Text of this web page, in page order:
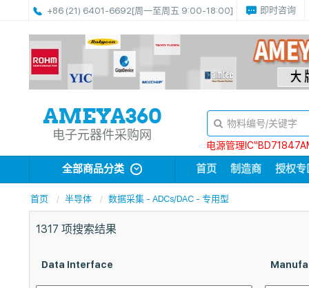
+86 (21) 6401-6692[周一至周五 9:00-18:00] 即时咨询
电子元器件采购网
电源管理
全部商品分类 首页 制造商 授权专
首页 半导体 数据采集 - ADCs/DAC - 专用型
1317 项搜索结果
Data Interface